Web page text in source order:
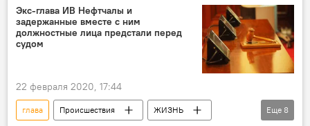
Исполнительная власть Исмаиллинского района АР
карантин
Нарушение Наказание
Экс-глава ИВ Нефтчалы и
задержанные вместе с ним
должностные лица предстали перед
судом
22 февраля 2020, 17:44
глава Происшествия
ЖИЗНЬ
Еще 8